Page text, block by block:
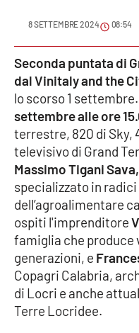
Meteo
Editoriali
VIDEO
Ambiente
Cronaca
Cultura
Economia e Lavoro
Politica
8 SETTEMBRE 2024 08:54
Seconda puntata di
dal Vinitaly and the
lo scorso 1
settembre alle ore
terrestre, 820 di Sky,
televisivo di Grand
Massimo Tigani Sava,
specializzato in
dell’agroalimentare
ospiti l'imprenditore
famiglia che produce
generazioni, e
Copagri Calabria,
di Locri e anche
Terre Locridee.